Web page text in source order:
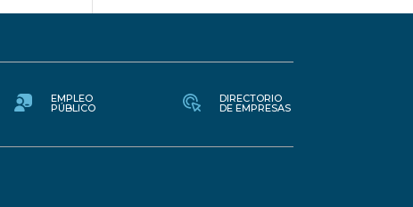
EMPLEO
PÚBLICO
DIRECTORIO
DE EMPRESAS